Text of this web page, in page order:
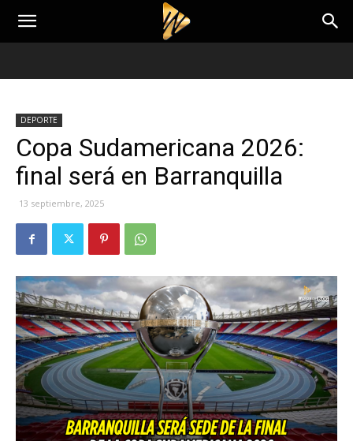
DEPORTE
Copa Sudamericana 2026:
final será en Barranquilla
13 septiembre, 2025